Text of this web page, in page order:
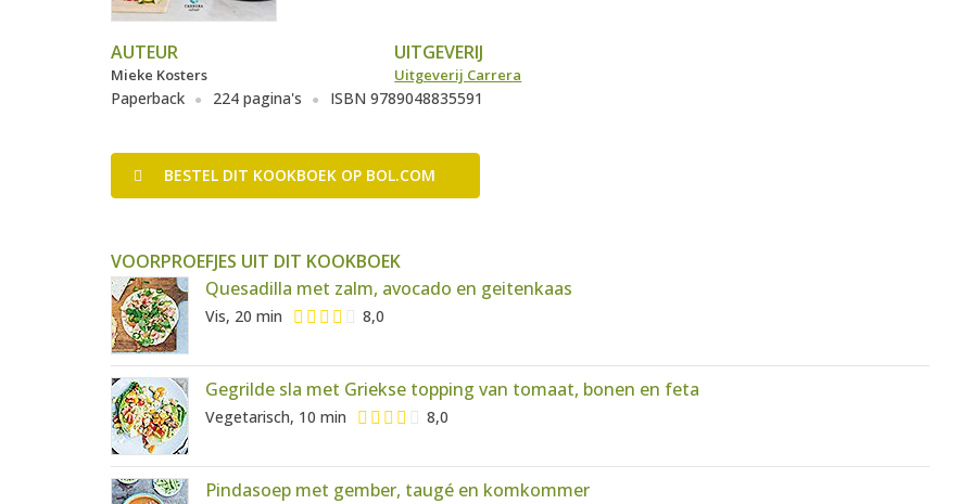
AUTEUR
Mieke Kosters
UITGEVERIJ
Uitgeverij Carrera
Paperback 224 pagina's ISBN 9789048835591
BESTEL DIT KOOKBOEK OP BOL.COM
VOORPROEFJES UIT DIT KOOKBOEK
Quesadilla met zalm, avocado en geitenkaas
Vis, 20 min 8,0
Gegrilde sla met Griekse topping van tomaat, bonen en feta
Vegetarisch, 10 min 8,0
Pindasoep met gember, taugé en komkommer